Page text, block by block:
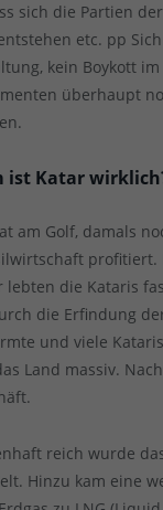
sich die Partien
etc. pp
kein Boykott
überhaupt
ist Katar
am Golf, damals
lebten die Kataris
die Erfindung
und viele
Land massiv.
reich wurde
Hinzu kam eine